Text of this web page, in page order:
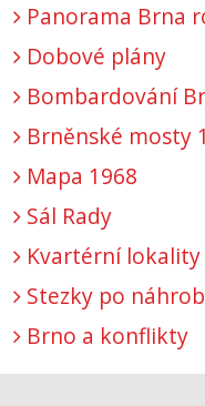
Panorama Brna
Dobové plány
Bombardování
Brněnské mosty
Mapa 1968
Sál Rady
Kvartérní lokality
Stezky po
Brno a konflikty